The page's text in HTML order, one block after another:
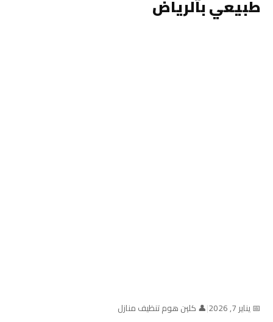
طبيعي بالرياض
📅 يناير 7, 2026 |👤 كلين هوم تنظيف منازل